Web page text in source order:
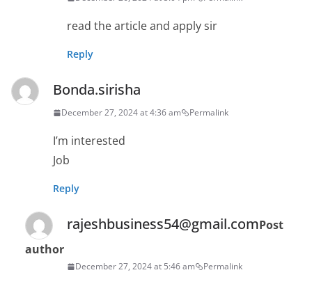
read the article and apply sir
Reply
Bonda.sirisha
December 27, 2024 at 4:36 am Permalink
I’m interested
Job
Reply
rajeshbusiness54@gmail.comPost
author
December 27, 2024 at 5:46 am Permalink